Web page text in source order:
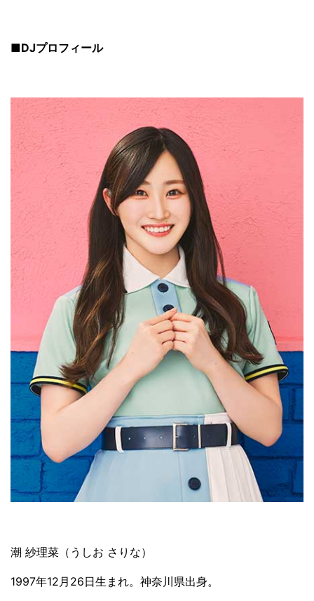
■DJプロフィール
潮 紗理菜（うしお さりな）
1997年12月26日生まれ。神奈川県出身。